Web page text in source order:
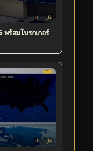
ร้อมโบรกเกอร์